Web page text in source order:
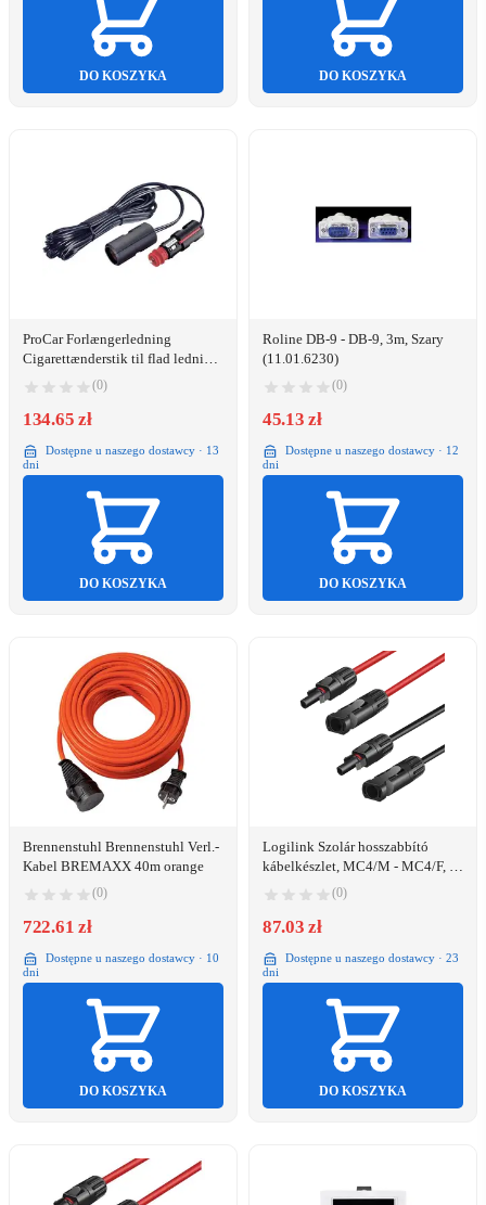
DO KOSZYKA DO KOSZYKA
ProCar Forlængerledning
Cigarettænderstik til flad ledning
med universal-sikkerhedsstik
(0)
134.65 zł
Dostępne u naszego dostawcy · 13
dni
DO KOSZYKA
Roline DB-9 - DB-9, 3m, Szary
(11.01.6230)
(0)
45.13 zł
Dostępne u naszego dostawcy · 12
dni
DO KOSZYKA
Brennenstuhl Brennenstuhl Verl.-
Kabel BREMAXX 40m orange
(0)
722.61 zł
Dostępne u naszego dostawcy · 10
dni
DO KOSZYKA
Logilink Szolár hosszabbító
kábelkészlet, MC4/M - MC4/F, 6
mm2, CU, 2 m (PHC0101)
(0)
87.03 zł
Dostępne u naszego dostawcy · 23
dni
DO KOSZYKA